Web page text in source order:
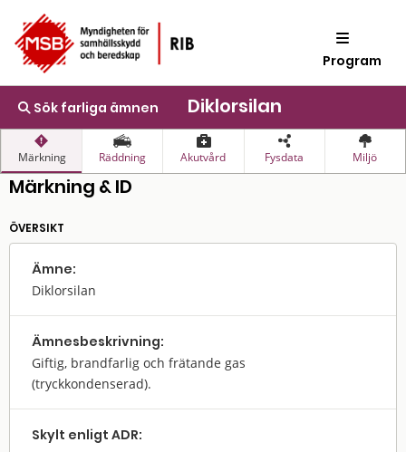
Program
Sök farliga ämnen Diklorsilan
Märkning Räddning Akutvård Fysdata Miljö
Märkning & ID
ÖVERSIKT
Ämne:
Diklorsilan
Ämnes­beskrivning:
Giftig, brandfarlig och frätande gas
(tryckkondenserad).
Skylt enligt ADR: